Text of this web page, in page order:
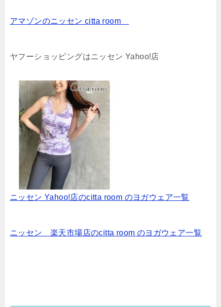
アマゾンのニッセン citta room
ヤフーショッピングはニッセン Yahoo!店
ニッセン Yahoo!店のcitta room のヨガウェア一覧
ニッセン 楽天市場店のcitta room のヨガウェア一覧